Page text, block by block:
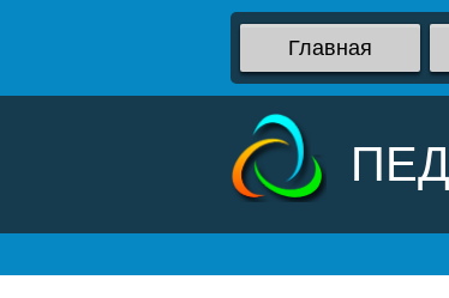
Главная